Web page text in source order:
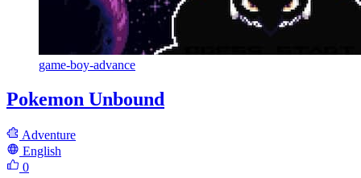
game-boy-advance
Pokemon Unbound
Adventure
English
0